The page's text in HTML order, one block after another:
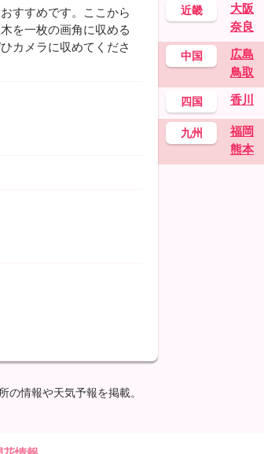
すすめです。ここから
を一枚の画角に収める
カメラに収めてくださ
近畿 大阪
奈良
中国 広島
鳥取
四国 香川
九州 福岡
熊本
の情報や天気予報を掲載。